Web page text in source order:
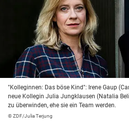
"Kolleginnen: Das böse Kind": Irene Gaup
neue Kollegin Julia Jungklausen (Natalia
zu überwinden, ehe sie ein Team werden.
© ZDF/Julia Terjung